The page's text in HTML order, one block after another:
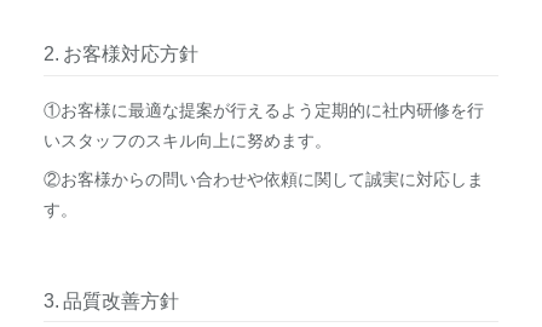
お客様対応方針
①お客様に最適な提案が行えるよう定期的に社内研修を行
いスタッフのスキル向上に努めます。
②お客様からの問い合わせや依頼に関して誠実に対応しま
す。
品質改善方針